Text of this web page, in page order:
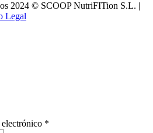
2024 © SCOOP NutriFITion S.L. |
Legal
*